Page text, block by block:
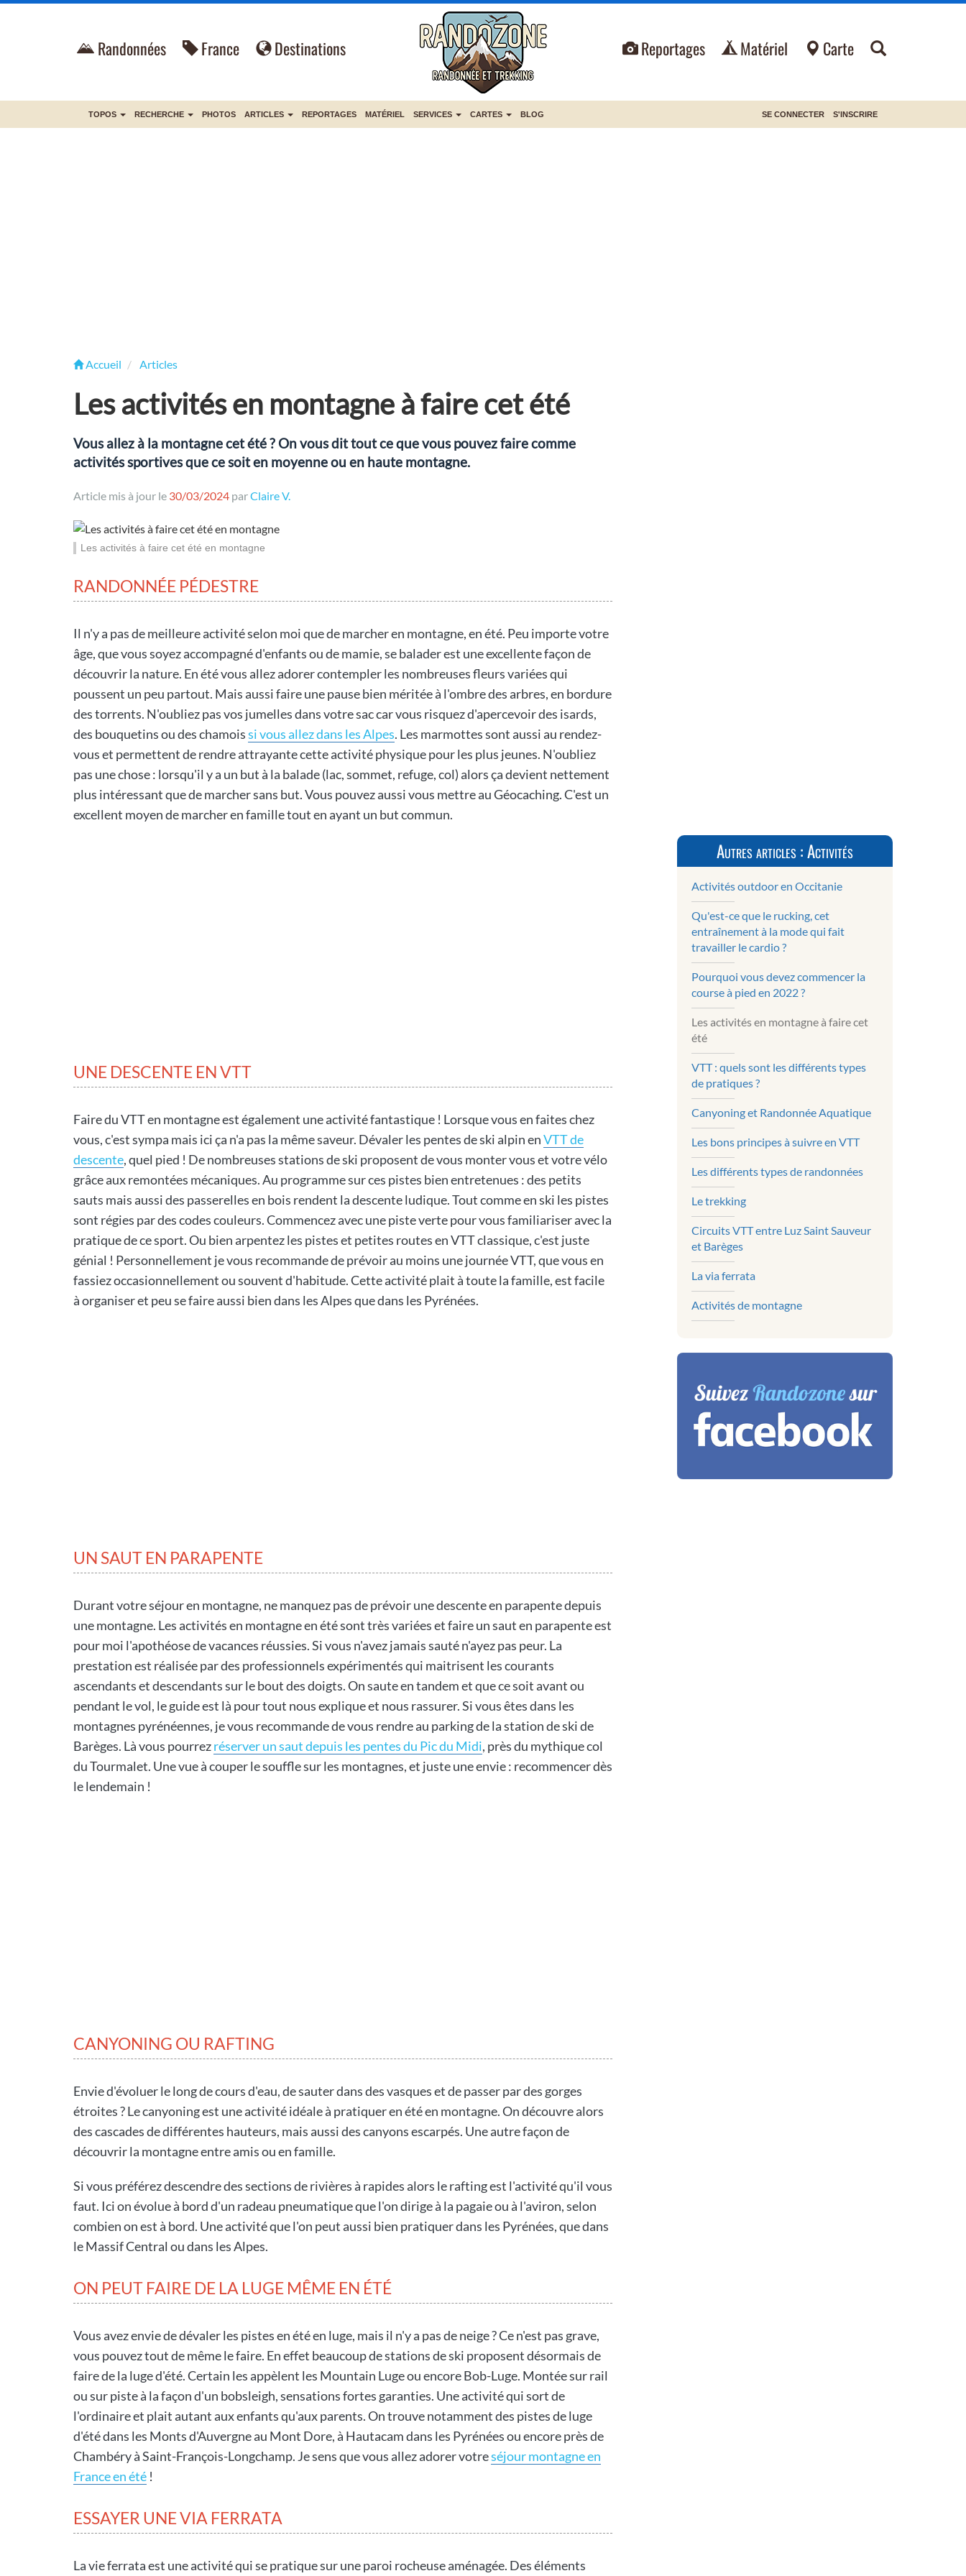
Randonnées France Destinations Reportages Matériel Carte
TOPOS RECHERCHE PHOTOS ARTICLES REPORTAGES MATÉRIEL SERVICES CARTES BLOG SE CONNECTER S'INSCRIRE
Accueil Articles
Les activités en montagne à faire cet été
Vous allez à la montagne cet été ? On vous dit tout ce que vous pouvez faire comme
activités sportives que ce soit en moyenne ou en haute montagne.
Article mis à jour le 30/03/2024 parClaire V.
Les activités à faire cet été en montagne
RANDONNÉE PÉDESTRE
Il n'y a pas de meilleure activité selon moi que de marcher en montagne, en été. Peu importe votre
âge, que vous soyez accompagné d'enfants ou de mamie, se balader est une excellente façon de
découvrir la nature. En été vous allez adorer contempler les nombreuses fleurs variées qui
poussent un peu partout. Mais aussi faire une pause bien méritée à l'ombre des arbres, en bordure
des torrents. N'oubliez pas vos jumelles dans votre sac car vous risquez d'apercevoir des isards,
des bouquetins ou des chamoissi vous allez dans les Alpes. Les marmottes sont aussi au rendez-
vous et permettent de rendre attrayante cette activité physique pour les plus jeunes. N'oubliez
pas une chose : lorsqu'il y a un but à la balade (lac, sommet, refuge, col) alors ça devient nettement
plus intéressant que de marcher sans but. Vous pouvez aussi vous mettre au Géocaching. C'est un
excellent moyen de marcher en famille tout en ayant un but commun.
UNE DESCENTE EN VTT
Faire du VTT en montagne est également une activité fantastique ! Lorsque vous en faites chez
vous, c'est sympa mais ici ça n'a pas la même saveur. Dévaler les pentes de ski alpin enVTT de
descente, quel pied ! De nombreuses stations de ski proposent de vous monter vous et votre vélo
grâce aux remontées mécaniques. Au programme sur ces pistes bien entretenues : des petits
sauts mais aussi des passerelles en bois rendent la descente ludique. Tout comme en ski les pistes
sont régies par des codes couleurs. Commencez avec une piste verte pour vous familiariser avec la
pratique de ce sport. Ou bien arpentez les pistes et petites routes en VTT classique, c'est juste
génial ! Personnellement je vous recommande de prévoir au moins une journée VTT, que vous en
fassiez occasionnellement ou souvent d'habitude. Cette activité plait à toute la famille, est facile
à organiser et peu se faire aussi bien dans les Alpes que dans les Pyrénées.
UN SAUT EN PARAPENTE
Durant votre séjour en montagne, ne manquez pas de prévoir une descente en parapente depuis
une montagne. Les activités en montagne en été sont très variées et faire un saut en parapente est
pour moi l'apothéose de vacances réussies. Si vous n'avez jamais sauté n'ayez pas peur. La
prestation est réalisée par des professionnels expérimentés qui maitrisent les courants
ascendants et descendants sur le bout des doigts. On saute en tandem et que ce soit avant ou
pendant le vol, le guide est là pour tout nous explique et nous rassurer. Si vous êtes dans les
montagnes pyrénéennes, je vous recommande de vous rendre au parking de la station de ski de
Barèges. Là vous pourrezréserver un saut depuis les pentes du Pic du Midi, près du mythique col
du Tourmalet. Une vue à couper le souffle sur les montagnes, et juste une envie : recommencer dès
le lendemain !
CANYONING OU RAFTING
Envie d'évoluer le long de cours d'eau, de sauter dans des vasques et de passer par des gorges
étroites ? Le canyoning est une activité idéale à pratiquer en été en montagne. On découvre alors
des cascades de différentes hauteurs, mais aussi des canyons escarpés. Une autre façon de
découvrir la montagne entre amis ou en famille.
Si vous préférez descendre des sections de rivières à rapides alors le rafting est l'activité qu'il vous
faut. Ici on évolue à bord d'un radeau pneumatique que l'on dirige à la pagaie ou à l'aviron, selon
combien on est à bord. Une activité que l'on peut aussi bien pratiquer dans les Pyrénées, que dans
le Massif Central ou dans les Alpes.
ON PEUT FAIRE DE LA LUGE MÊME EN ÉTÉ
Vous avez envie de dévaler les pistes en été en luge, mais il n'y a pas de neige ? Ce n'est pas grave,
vous pouvez tout de même le faire. En effet beaucoup de stations de ski proposent désormais de
faire de la luge d'été. Certain les appèlent les Mountain Luge ou encore Bob-Luge. Montée sur rail
ou sur piste à la façon d'un bobsleigh, sensations fortes garanties. Une activité qui sort de
l'ordinaire et plait autant aux enfants qu'aux parents. On trouve notamment des pistes de luge
d'été dans les Monts d'Auvergne au Mont Dore, à Hautacam dans les Pyrénées ou encore près de
Chambéry à Saint-François-Longchamp. Je sens que vous allez adorer votreséjour montagne en
France en été !
ESSAYER UNE VIA FERRATA
La vie ferrata est une activité qui se pratique sur une paroi rocheuse aménagée. Des éléments
Autres articles : Activités
Activités outdoor en Occitanie
Qu'est-ce que le rucking, cet
entraînement à la mode qui fait
travailler le cardio ?
Pourquoi vous devez commencer la
course à pied en 2022 ?
Les activités en montagne à faire cet
été
VTT : quels sont les différents types
de pratiques ?
Canyoning et Randonnée Aquatique
Les bons principes à suivre en VTT
Les différents types de randonnées
Le trekking
Circuits VTT entre Luz Saint Sauveur
et Barèges
La via ferrata
Activités de montagne